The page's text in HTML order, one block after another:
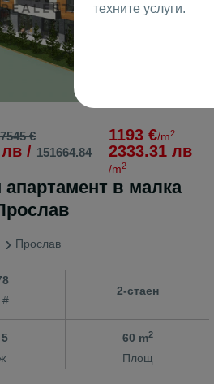
€
лв / 151664.84
1193 €/m2
2333.31 лв
/m2
апартамент в малка
Прослав
2-стаен
60 m2
Площ
техните услуги.